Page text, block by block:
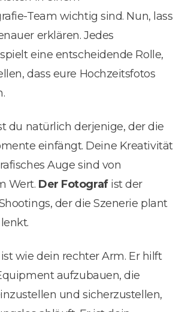
Team wichtig sind. Nun, lass
erklären. Jedes
eine entscheidende Rolle,
dass eure Hochzeitsfotos
du natürlich derjenige, der die
einfängt. Deine Kreativität
Auge sind von
Wert. Der Fotografist der
der die Szenerie plant
wie dein rechter Arm. Er hilft
aufzubauen, die
und sicherzustellen,